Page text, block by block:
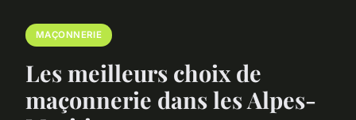
MAÇONNERIE
Les meilleurs choix de
maçonnerie dans les Alpes-